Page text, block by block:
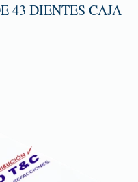
43 DIENTES CAJA